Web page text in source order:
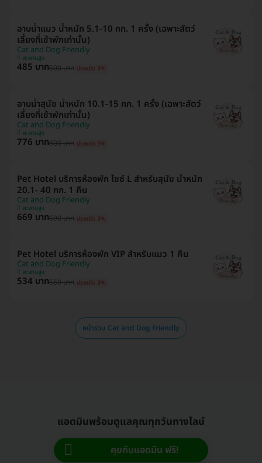
อาบน้ำแมว น้ำหนัก 5.1-10 กก. 1 ครั้ง (เฉพาะสัตว์
เลี้ยงที่เข้าพักเท่านั้น)
Cat and Dog Friendly
สะพานสูง
485 บาท500 บาท ประหยัด 3%
อาบน้ำสุนัข น้ำหนัก 10.1-15 กก. 1 ครั้ง (เฉพาะสัตว์
เลี้ยงที่เข้าพักเท่านั้น)
Cat and Dog Friendly
สะพานสูง
776 บาท800 บาท ประหยัด 3%
Pet Hotel บริการห้องพัก ไซซ์ L สำหรับสุนัข น้ำหนัก
20.1- 40 กก. 1 คืน
Cat and Dog Friendly
สะพานสูง
669 บาท690 บาท ประหยัด 3%
Pet Hotel บริการห้องพัก VIP สำหรับแมว 1 คืน
Cat and Dog Friendly
สะพานสูง
534 บาท550 บาท ประหยัด 3%
หน้ารวม Cat and Dog Friendly
แอดมินพร้อมดูแลคุณทุกวันทางไลน์
คุยกับแอดมิน ฟรี!